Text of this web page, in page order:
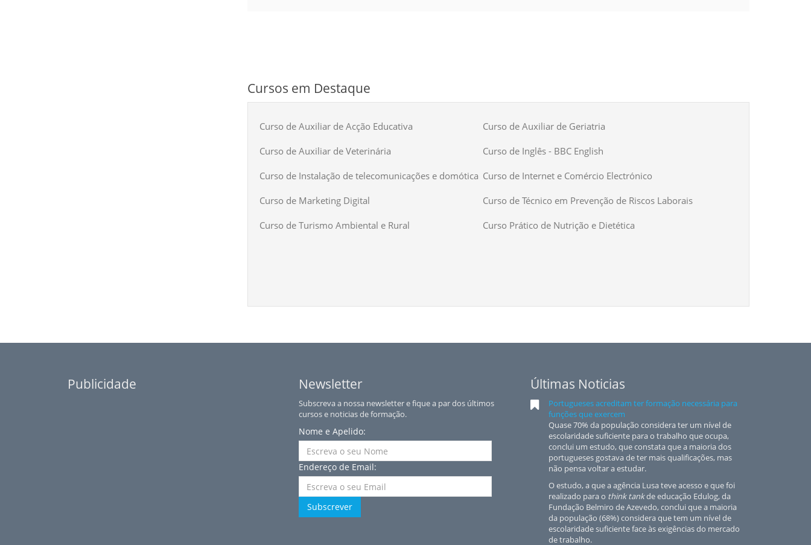
Cursos em Destaque
Curso de Auxiliar de Acção Educativa Curso de Auxiliar de Geriatria
Curso de Auxiliar de Veterinária Curso de Inglês - BBC English
Curso de Instalação de telecomunicações e domótica Curso de Internet e Comércio Electrónico
Curso de Marketing Digital Curso de Técnico em Prevenção de Riscos Laborais
Curso de Turismo Ambiental e Rural Curso Prático de Nutrição e Dietética
Publicidade Newsletter
Subscreva a nossa newsletter e fique a par dos últimos
cursos e noticias de formação.
Nome e Apelido:
Endereço de Email:
Subscrever
Últimas Noticias
Portugueses acreditam ter formação necessária para
funções que exercem
Quase 70% da população considera ter um nível de
escolaridade suficiente para o trabalho que ocupa,
conclui um estudo, que constata que a maioria dos
portugueses gostava de ter mais qualificações, mas
não pensa voltar a estudar.
O estudo, a que a agência Lusa teve acesso e que foi
realizado para o think tankde educação Edulog, da
Fundação Belmiro de Azevedo, conclui que a maioria
da população (68%) considera que tem um nível de
escolaridade suficiente face às exigências do mercado
de trabalho.